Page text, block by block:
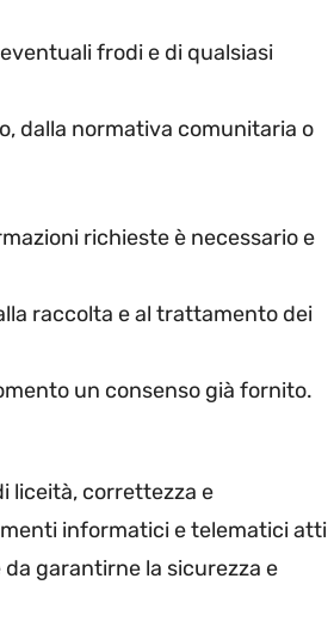
frodi e di qualsiasi
dalla normativa comunitaria o
richieste è necessario e
raccolta e al trattamento dei
un consenso già fornito.
liceità, correttezza e
informatici e telematici atti
garantirne la sicurezza e